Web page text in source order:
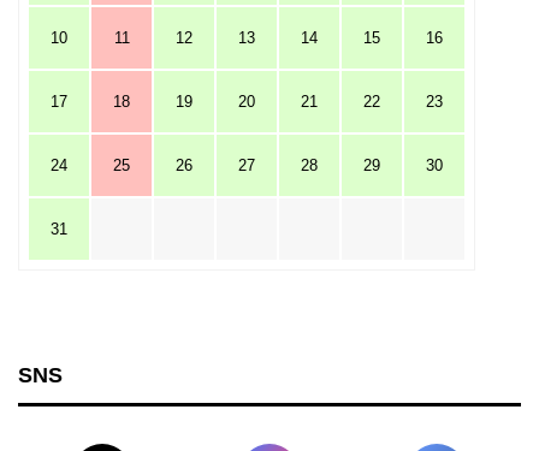
10 11 12 13 14 15 16
17 18 19 20 21 22 23
24 25 26 27 28 29 30
31
SNS